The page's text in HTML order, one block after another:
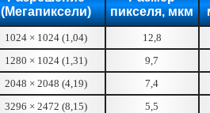
(Мегапиксели)
пикселя, мкм
1024 × 1024 (1,04)
12,8
1280 × 1024 (1,31)
9,7
2048 × 2048 (4,19)
7,4
3296 × 2472 (8,15)
5,5